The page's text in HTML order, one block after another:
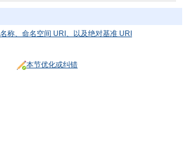
称、命名空间 URI、以及绝对基准 URI
本节优化或纠错